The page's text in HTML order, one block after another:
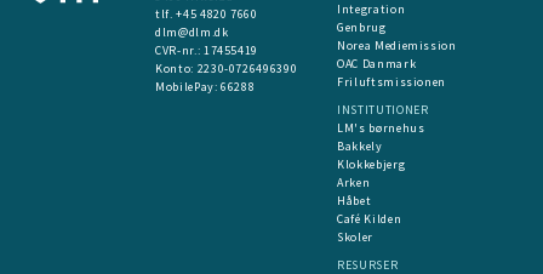
tlf. +45 4820 7660
dlm@dlm.dk
CVR-nr.: 17455419
​Konto: 2230-0726496390
MobilePay:66288
Integration
Genbrug
Norea Mediemission
OAC Danmark
Friluftsmissionen
INSTITUTIONER
LM's børnehus
Bakkely
Klokkebjerg
Arken
Håbet
Café Kilden
Skoler
RESURSER